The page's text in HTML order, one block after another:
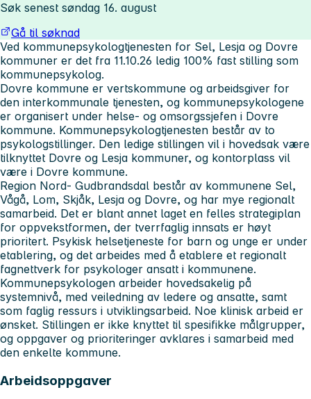
Søk senest søndag 16. august
Gå til søknad
Ved kommunepsykologtjenesten for Sel, Lesja og Dovre
kommuner er det fra 11.10.26 ledig 100% fast stilling som
kommunepsykolog.
Dovre kommune er vertskommune og arbeidsgiver for
den interkommunale tjenesten, og kommunepsykologene
er organisert under helse- og omsorgssjefen i Dovre
kommune. Kommunepsykologtjenesten består av to
psykologstillinger. Den ledige stillingen vil i hovedsak være
tilknyttet Dovre og Lesja kommuner, og kontorplass vil
være i Dovre kommune.
Region Nord- Gudbrandsdal består av kommunene Sel,
Vågå, Lom, Skjåk, Lesja og Dovre, og har mye regionalt
samarbeid. Det er blant annet laget en felles strategiplan
for oppvekstformen, der tverrfaglig innsats er høyt
prioritert. Psykisk helsetjeneste for barn og unge er under
etablering, og det arbeides med å etablere et regionalt
fagnettverk for psykologer ansatt i kommunene.
Kommunepsykologen arbeider hovedsakelig på
systemnivå, med veiledning av ledere og ansatte, samt
som faglig ressurs i utviklingsarbeid. Noe klinisk arbeid er
ønsket. Stillingen er ikke knyttet til spesifikke målgrupper,
og oppgaver og prioriteringer avklares i samarbeid med
den enkelte kommune.
Arbeidsoppgaver